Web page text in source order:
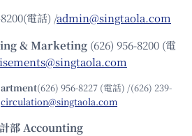
電話) /admin@singtaola.com
& Marketing (626) 956-8200 (電
(626) 956-8227 (電話) /(626) 239-
circulation@singtaola.com
部 Accounting